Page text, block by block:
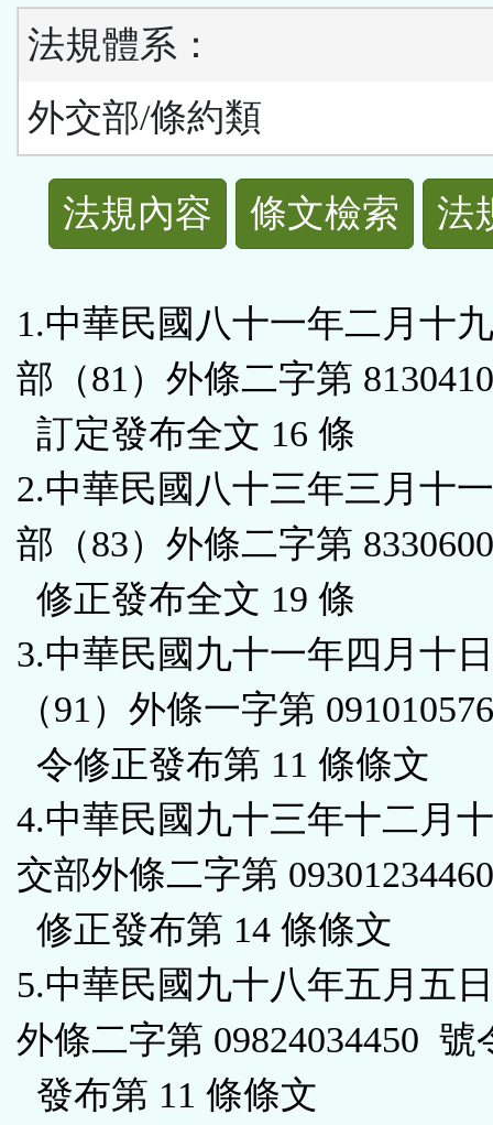
法規體系：
外交部/條約類
規
功
能
按
鈕
區
法規內容 條文檢索 法
1.中華民國八十一年二月十
部（81）外條二字第
訂定發布全文 16 條
2.中華民國八十三年三月十
部（83）外條二字第
修正發布全文 19 條
3.中華民國九十一年四月十
（91）外條一字第
令修正發布第 11 條條文
4.中華民國九十三年十二月
交部外條二字第
修正發布第 14 條條文
5.中華民國九十八年五月五
外條二字第 09824034450 號
發布第 11 條條文